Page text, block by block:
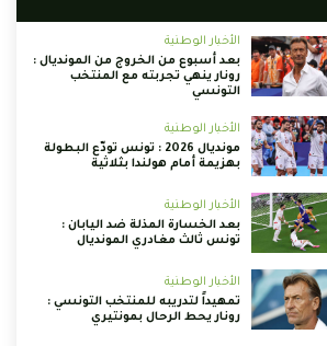
الأخبار الوطنية
بعد أسبوع من الخروج من المونديال :
رونار ينهي تجربته مع المنتخب
التونسي
الأخبار الوطنية
مونديال 2026 : تونس تودّع البطولة
بهزيمة أمام هولندا بثلاثية
الأخبار الوطنية
بعد الخسارة المذلة ضد اليابان :
تونس ثالث مغادري المونديال
الأخبار الوطنية
تمهيداً لتدريبه للمنتخب التونسي :
رونار يحط الرحال بمونتيري